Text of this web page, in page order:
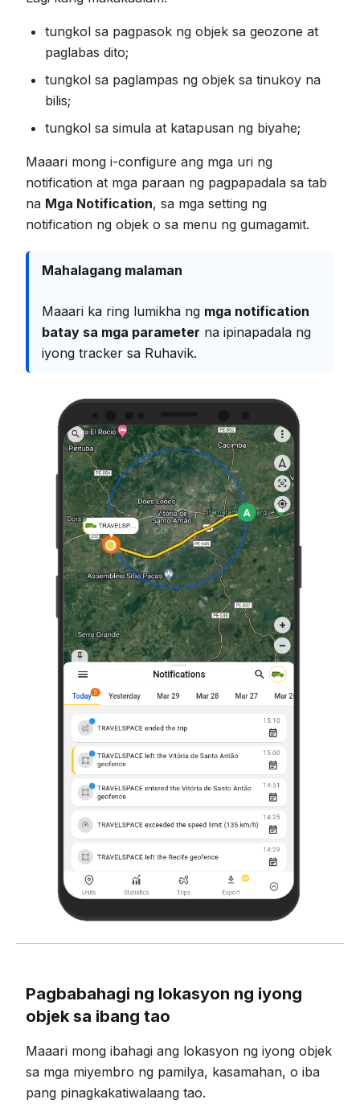
tungkol sa pagpasok ng objek sa geozone at
paglabas dito;
tungkol sa paglampas ng objek sa tinukoy na
bilis;
tungkol sa simula at katapusan ng biyahe;
Maaari mong i-configure ang mga uri ng
notification at mga paraan ng pagpapadala sa tab
na Mga Notification, sa mga setting ng
notification ng objek o sa menu ng gumagamit.
Mahalagang malaman
Maaari ka ring lumikha ng mga notification
batay sa mga parameter na ipinapadala ng
iyong tracker sa Ruhavik.
Pagbabahagi ng lokasyon ng iyong
objek sa ibang tao
Maaari mong ibahagi ang lokasyon ng iyong objek
sa mga miyembro ng pamilya, kasamahan, o iba
pang pinagkakatiwalaang tao.